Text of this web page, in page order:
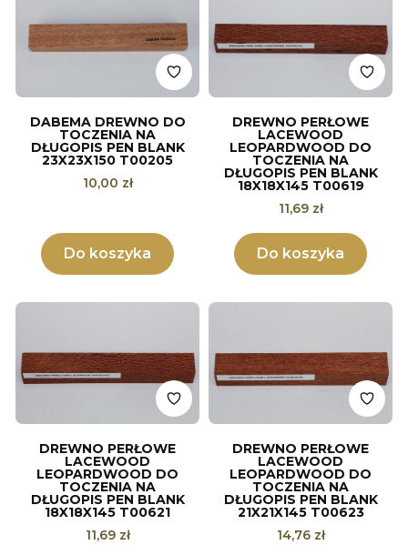
DABEMA DREWNO DO
TOCZENIA NA
DŁUGOPIS PEN BLANK
23X23X150 T00205
Cena
10,00 zł
Do koszyka
DREWNO PERŁOWE
LACEWOOD
LEOPARDWOOD DO
TOCZENIA NA
DŁUGOPIS PEN BLANK
18X18X145 T00619
Cena
11,69 zł
Do koszyka
DREWNO PERŁOWE
LACEWOOD
LEOPARDWOOD DO
TOCZENIA NA
DŁUGOPIS PEN BLANK
18X18X145 T00621
Cena
11,69 zł
DREWNO PERŁOWE
LACEWOOD
LEOPARDWOOD DO
TOCZENIA NA
DŁUGOPIS PEN BLANK
21X21X145 T00623
Cena
14,76 zł